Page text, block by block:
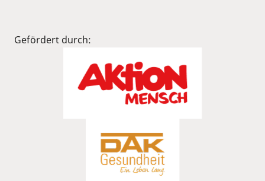
Gefördert durch: